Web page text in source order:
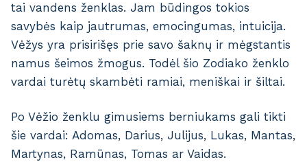
tai vandens ženklas. Jam būdingos tokios
savybės kaip jautrumas, emocingumas, intuicija.
Vėžys yra prisirišęs prie savo šaknų ir mėgstantis
namus šeimos žmogus. Todėl šio Zodiako ženklo
vardai turėtų skambėti ramiai, meniškai ir šiltai.
Po Vėžio ženklu gimusiems berniukams gali tikti
šie vardai: Adomas, Darius, Julijus, Lukas, Mantas,
Martynas, Ramūnas, Tomas ar Vaidas.